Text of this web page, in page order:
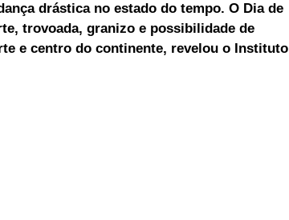
TEMPO
drástica no estado do tempo. O Dia de
trovoada, granizo e possibilidade de
e centro do continente, revelou o Instituto